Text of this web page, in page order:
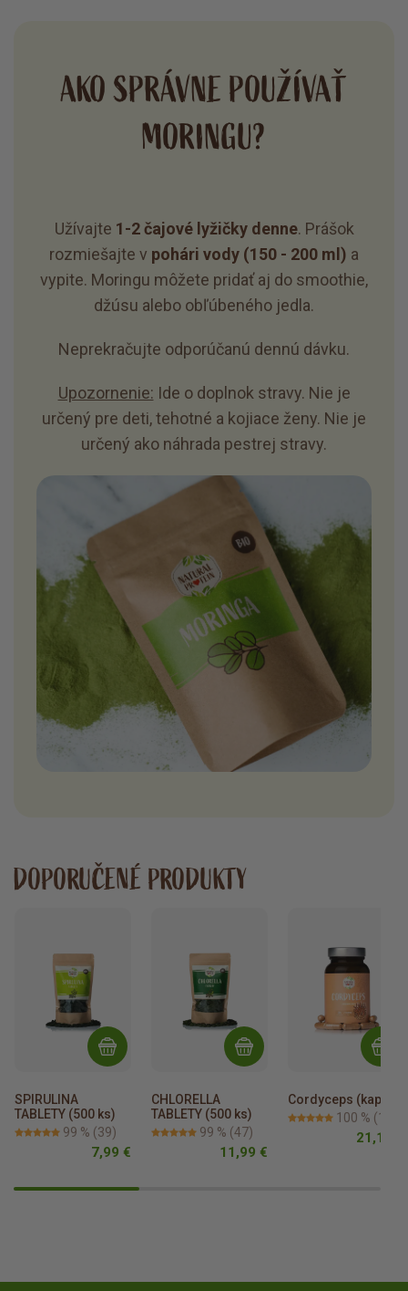
AKO SPRÁVNE POUŽÍVAŤ
MORINGU?
Užívajte 1-2 čajové lyžičky denne. Prášok
rozmiešajte v pohári vody (150 - 200 ml) a
vypite. Moringu môžete pridať aj do smoothie,
džúsu alebo obľúbeného jedla.
Neprekračujte odporúčanú dennú dávku.
Upozornenie: Ide o doplnok stravy. Nie je
určený pre deti, tehotné a kojiace ženy. Nie je
určený ako náhrada pestrej stravy.
DOPORUČENÉ PRODUKTY
SPIRULINA
TABLETY (500 ks)
99 % (39)
7,99 €
CHLORELLA
TABLETY (500 ks)
99 % (47)
11,99 €
Cordyceps (kapsle)
100 % (1)
21,19 €